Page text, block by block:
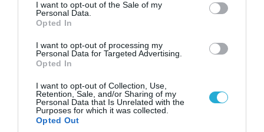
I want to opt-out of the Sale of my
Personal Data.
Opted In
I want to opt-out of processing my
Personal Data for Targeted Advertising.
Opted In
I want to opt-out of Collection, Use,
Retention, Sale, and/or Sharing of my
Personal Data that Is Unrelated with the
Purposes for which it was collected.
Opted Out
08.08.2026
3000 «εξαφανίζει από τον
χάρτη» σημείο διέλευσης των
Ζαπορίζια
Ιράν: Δημοσίευσε φωτογραφίες
αμερικανικών και ισραηλινών